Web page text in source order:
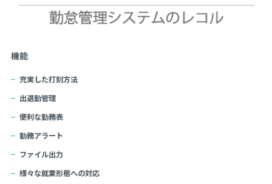
機能
充実した打刻方法
出退勤管理
便利な勤務表
勤務アラート
ファイル出力
様々な就業形態への対応